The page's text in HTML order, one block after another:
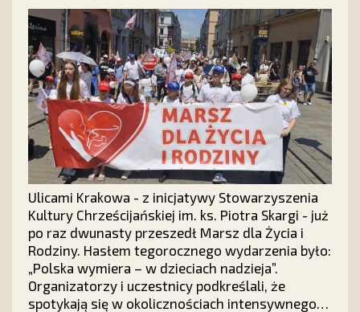
Ulicami Krakowa - z inicjatywy Stowarzyszenia
Kultury Chrześcijańskiej im. ks. Piotra Skargi - już
po raz dwunasty przeszedł Marsz dla Życia i
Rodziny. Hasłem tegorocznego wydarzenia było:
„Polska wymiera – w dzieciach nadzieja”.
Organizatorzy i uczestnicy podkreślali, że
spotykają się w okolicznościach intensywnego